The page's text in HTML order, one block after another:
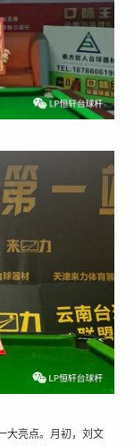
大亮点。月初，刘文